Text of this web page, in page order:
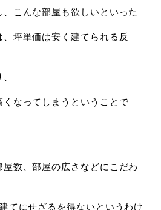
こんな部屋も欲しいといった
坪単価は安く建てられる反
なってしまうということで
数、部屋の広さなどにこだわ
てにせざるを得ないというわけ